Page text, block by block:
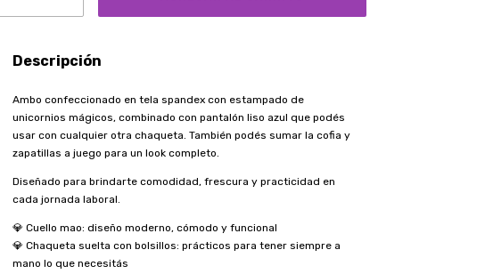
Descripción
Ambo confeccionado en tela spandex con estampado de
unicornios mágicos, combinado con pantalón liso azul que podés
usar con cualquier otra chaqueta. También podés sumar la cofia y
zapatillas a juego para un look completo.
Diseñado para brindarte comodidad, frescura y practicidad en
cada jornada laboral.
💎 Cuello mao: diseño moderno, cómodo y funcional
💎 Chaqueta suelta con bolsillos: prácticos para tener siempre a
mano lo que necesitás